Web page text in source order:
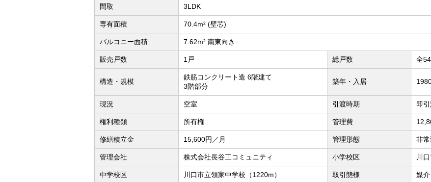
間取 3LDK
専有面積 70.4m² (壁芯)
バルコニー面積 7.62m² 南東向き
販売戸数 1戸 総戸数 全
構造・規模
鉄筋コンクリート造 6階建て
3階部分
築年・入居
現況 空室 引渡時期 即
権利種類 所有権 管理費
修繕積立金 15,600円／月 管理形態 非
管理会社 株式会社長谷工コミュニティ 小学校区 川
中学校区 川口市立領家中学校（1220m） 取引態様 媒介